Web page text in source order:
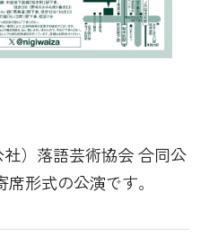
社）落語芸術協会 合同公
形式の公演です。